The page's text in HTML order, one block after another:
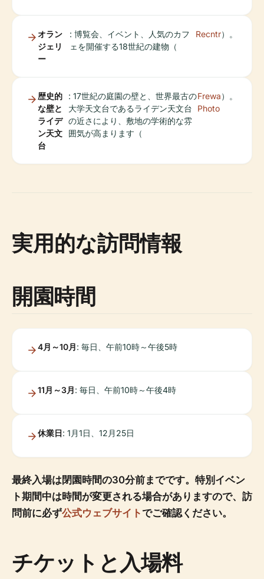
オラン
ジェリ
ー
: 博覧会、イベント、人気のカフ
ェを開催する18世紀の建物（
Recntr）。
歴史的
な壁と
ライデ
ン天文
台
: 17世紀の庭園の壁と、世界最古の
大学天文台であるライデン天文台
の近さにより、敷地の学術的な雰
囲気が高まります（
Frewa
Photo
）。
実用的な訪問情報
開園時間
4月～10月: 毎日、午前10時～午後5時
11月～3月: 毎日、午前10時～午後4時
休業日: 1月1日、12月25日
最終入場は閉園時間の30分前までです。特別イベン
ト期間中は時間が変更される場合がありますので、訪
問前に必ず公式ウェブサイトでご確認ください。
チケットと入場料